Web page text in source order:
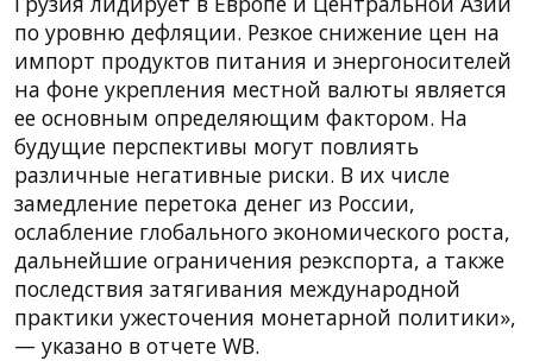
по уровню дефляции. Резкое снижение цен на
импорт продуктов питания и энергоносителей
на фоне укрепления местной валюты является
ее основным определяющим фактором. На
будущие перспективы могут повлиять
различные негативные риски. В их числе
замедление перетока денег из России,
ослабление глобального экономического роста,
дальнейшие ограничения реэкспорта, а также
последствия затягивания международной
практики ужесточения монетарной политики»,
— указано в отчете WB.